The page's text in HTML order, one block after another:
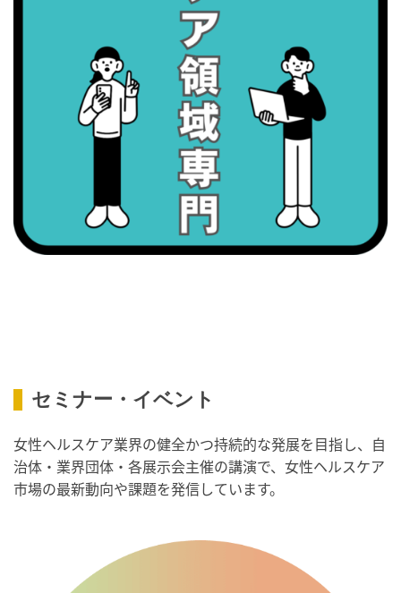
・世界アルツハイマー月間
・健康増進普及月間
・歯ヂカラ探究月間
・職場の健康診断実施強化月間
・世界アルツハイマー月間
・健康増進普及月間
・がん征圧月間
・健康増進普及月間
・歯ヂカラ探究月間
・骨盤臓器脱 克服の日
セミナー・イベント
女性ヘルスケア業界の健全かつ持続的な発展を目指し、自
治体・業界団体・各展示会主催の講演で、女性ヘルスケア
市場の最新動向や課題を発信しています。